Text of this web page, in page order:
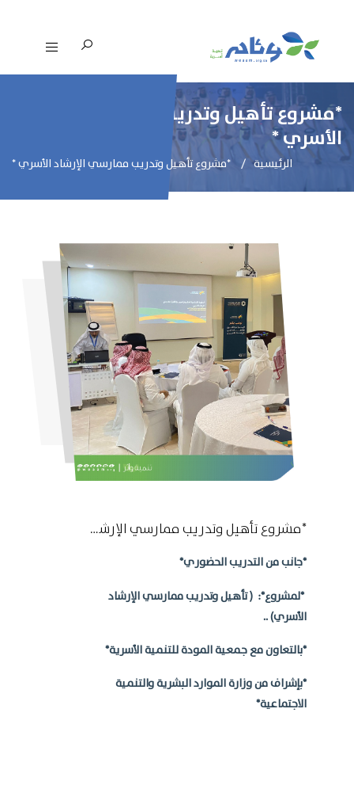
*مشروع تأهيل وتدريب ممارسي الإرشاد
الأسري *
الرئيسية *مشروع تأهيل وتدريب ممارسي الإرشاد الأسري *
*مشروع تأهيل وتدريب ممارسي الإرشاد الأسري *
*جانب من التدريب الحضوري*
*لمشروع*: ( تأهيل وتدريب ممارسي الإرشاد
الأسري) ..
*بالتعاون مع جمعية المودة للتنمية الأسرية*
*بإشراف من وزارة الموارد البشرية والتنمية
الاجتماعية*